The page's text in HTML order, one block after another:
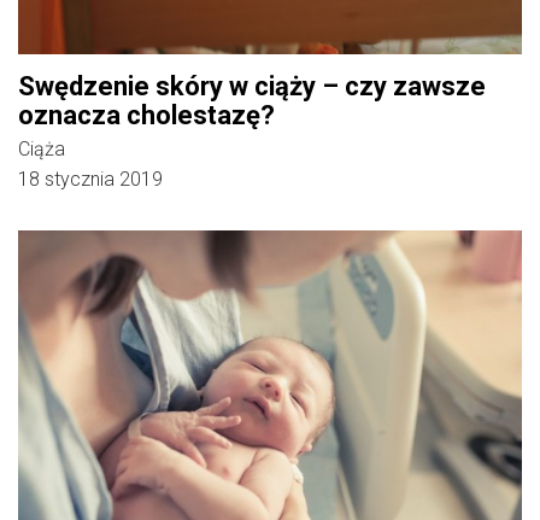
Swędzenie skóry w ciąży – czy zawsze
oznacza cholestazę?
Ciąża
18 stycznia 2019